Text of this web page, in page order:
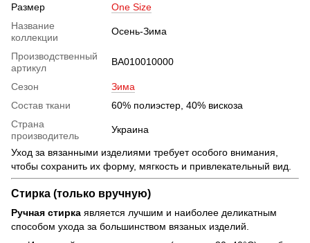
Размер
One Size
Название
коллекции
Осень-Зима
Производственный
артикул
BA010010000
Сезон
Зима
Состав ткани
60% полиэстер, 40% вискоза
Страна
производитель
Украина
Уход за вязанными изделиями требует особого внимания,
чтобы сохранить их форму, мягкость и привлекательный вид.
Стирка (только вручную)
Ручная стирка является лучшим и наиболее деликатным
способом ухода за большинством вязаных изделий.